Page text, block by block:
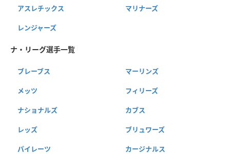
アスレチックス マリナーズ
レンジャーズ
ナ・リーグ選手一覧
ブレーブス マーリンズ
メッツ フィリーズ
ナショナルズ カブス
レッズ ブリュワーズ
パイレーツ カージナルス